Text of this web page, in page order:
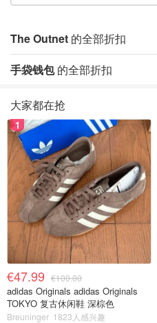
The Outnet 的全部折扣
手袋钱包的全部折扣
大家都在抢
1
€47.99 €100.00
adidas Originals adidas Originals
TOKYO 复古休闲鞋 深棕色
Breuninger 1823人感兴趣